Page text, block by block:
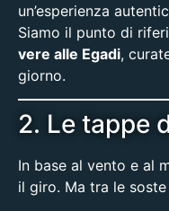
un’esperienza
Siamo il punto di
vere alle Egadi,
giorno.
2. Le tappe
In base al vento e al
il giro. Ma tra le